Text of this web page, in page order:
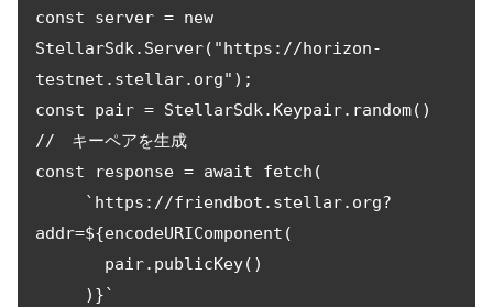
const server = new
StellarSdk.Server("https://horizon-
testnet.stellar.org");
const pair = StellarSdk.Keypair.random()
//　キーペアを生成
const response = await fetch(
addr=${encodeURIComponent(